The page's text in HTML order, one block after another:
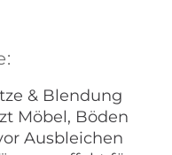
& Blendung
Möbel, Böden
Ausbleichen